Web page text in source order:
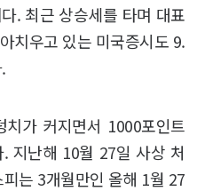
. 최근 상승세를 타며 대표
치우고 있는 미국증시도 9.
가 커지면서 1000포인트
지난해 10월 27일 사상 처
는 3개월만인 올해 1월 27